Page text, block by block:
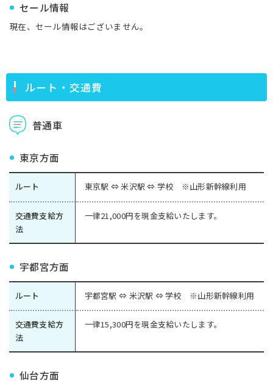
セール情報
現在、セール情報はございません。
ルート・交通費
普通車
東京方面
ルート 東京駅 ⇔ 米沢駅 ⇔ 学校 ※山形新幹線利用
交通費支給方
法
一律21,000円を現金支給いたします。
宇都宮方面
ルート 宇都宮駅 ⇔ 米沢駅 ⇔ 学校 ※山形新幹線利用
交通費支給方
法
一律15,300円を現金支給いたします。
仙台方面